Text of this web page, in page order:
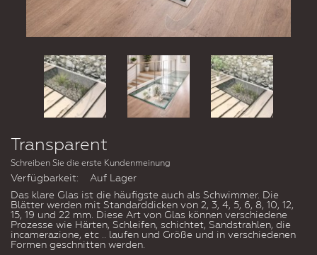
Transparent
Schreiben Sie die erste Kundenmeinung
Verfügbarkeit:
Auf Lager
Das klare Glas ist die häufigste auch als Schwimmer. Die
Blätter werden mit Standarddicken von 2, 3, 4, 5, 6, 8, 10, 12,
15, 19 und 22 mm. Diese Art von Glas können verschiedene
Prozesse wie Härten, Schleifen, schichtet, Sandstrahlen, die
incamerazione, etc .. laufen und Größe und in verschiedenen
Formen geschnitten werden.